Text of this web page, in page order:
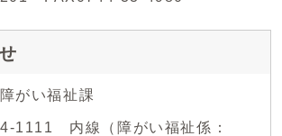
がい福祉課
1111 内線（障がい福祉係：